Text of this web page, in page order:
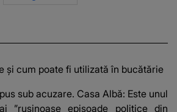
și cum poate fi utilizată în bucătărie
sub acuzare. Casa Albă: Este unul
”ruşinoase episoade politice din